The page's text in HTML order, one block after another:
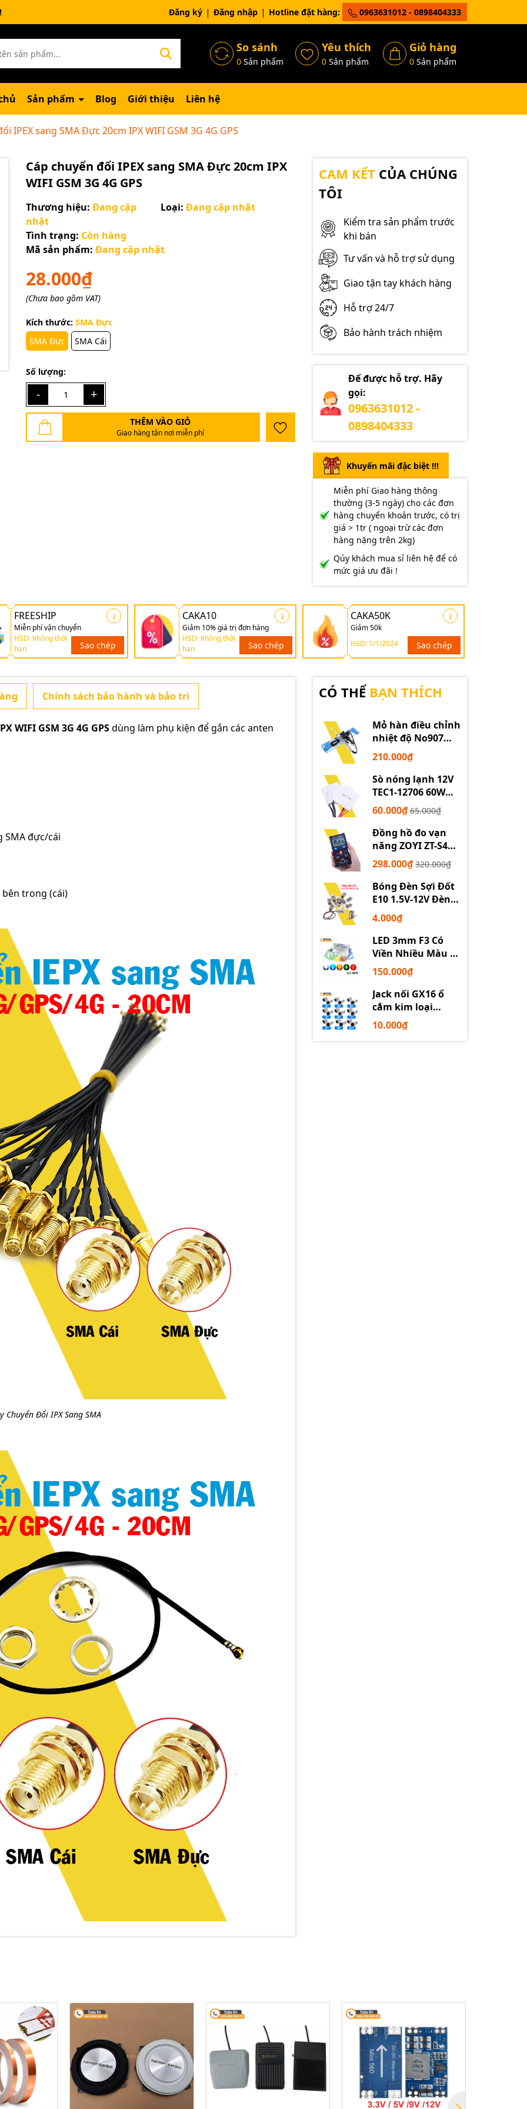
chờ đợi bạn Đăng ký Đăng nhập Hotline đặt hàng: 0963631012 - 0898404333
So sánh
0Sản phẩm
Yêu thích
0Sản phẩm
Giỏ hàng
0Sản phẩm
Sản phẩm Blog Giới thiệu Liên hệ
IPEX sang SMA Đực 20cm IPX WIFI GSM 3G 4G GPS
Cáp chuyển đổi IPEX sang SMA Đực 20cm IPX
WIFI GSM 3G 4G GPS
Thương hiệu: Đang cập
nhật
Loại: Đang cập nhật
Tình trạng: Còn hàng
Mã sản phẩm: Đang cập nhật
28.000₫
(Chưa bao gồm VAT)
Kích thước: SMA Đực
SMA Đực
SMA Cái
Số lượng:
- +
THÊM VÀO GIỎ
Giao hàng tận nơi miễn phí
CAM KẾTCỦA CHÚNG
TÔI
Kiểm tra sản phẩm trước
khi bán
Tư vấn và hỗ trợ sử dụng
Giao tận tay khách hàng
Hỗ trợ 24/7
Bảo hành trách nhiệm
Để được hỗ trợ. Hãy
gọi:
0963631012 -
0898404333
Khuyến mãi đặc biệt !!!
Miễn phí Giao hàng thông
thường (3-5 ngày) cho các đơn
hàng chuyển khoản trước, có trị
giá > 1tr ( ngoại trừ các đơn
hàng nặng trên 2kg)
Qúy khách mua sỉ liên hệ để có
mức giá ưu đãi !
FREESHIP
Miễn phí vận chuyển
HSD: Không thời
hạn
Sao chép
CAKA10
Giảm 10% giá trị đơn hàng
HSD: Không thời
hạn
Sao chép
CAKA50K
Giảm 50k
HSD: 1/1/2024
Sao chép
Mã giảm giá:
Ngày hết hạn:
Điều kiện:
Chính sách bảo hành và bảo trì
WIFI GSM 3G 4G GPSdùng làm phụ kiện để gắn các anten
SMA đực/cái
trong (cái)
Chuyển Đổi IPX Sang SMA
CÓ THỂ BẠN THÍCH
Mỏ hàn điều chỉnh
nhiệt độ No907
60W 220V loại tốt
210.000₫
Sò nóng lạnh 12V
TEC1-12706 60W
12710 100W 12715
150W
60.000₫ 65.000₫
Đồng hồ đo vạn
năng ZOYI ZT-S4
tự động
298.000₫ 320.000₫
Bóng Đèn Sợi Đốt
E10 1.5V-12V Đèn
Thí Nghiệm STEM
4.000₫
LED 3mm F3 Có
Viền Nhiều Màu –
Trắng Đỏ Xanh
Dương Lục Vàng
150.000₫
Jack nối GX16 ổ
cắm kim loại
2/3/4/5/6P chuyên
dụng
10.000₫